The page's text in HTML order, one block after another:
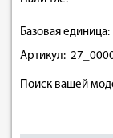
Базовая
Артикул:
Поиск вашей